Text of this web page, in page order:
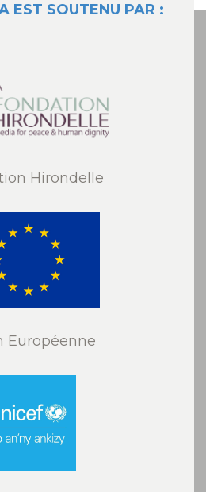
EST SOUTENU PAR :
Hirondelle
Européenne